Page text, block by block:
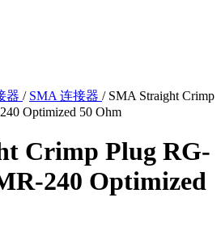
器 / SMA 连接器 / SMA Straight Crimp
Optimized 50 Ohm
Crimp Plug RG-
240 Optimized